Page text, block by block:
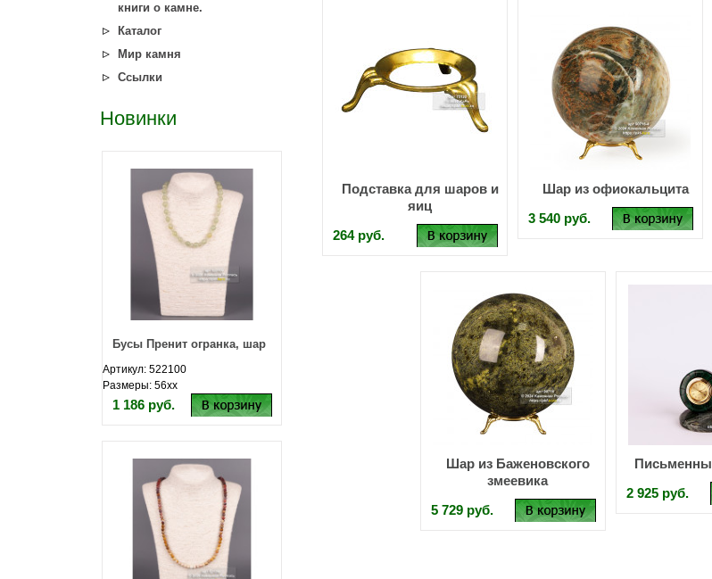
книги о камне.
Каталог
Мир камня
Ссылки
Новинки
Бусы Пренит огранка, шар
Артикул: 522100
Размеры: 56хх
1 186 руб.
Подставка для шаров и
яиц
264 руб.
Шар из офиокальцита
3 540 руб.
Шар из Баженовского
змеевика
5 729 руб.
2 925 руб.